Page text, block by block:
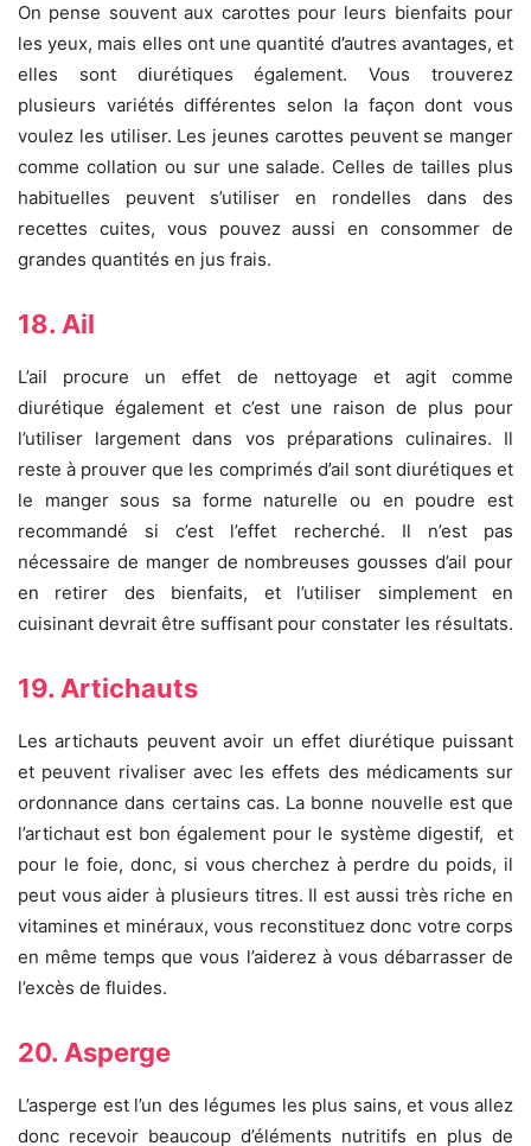
On pense souvent aux carottes pour leurs bienfaits pour
les yeux, mais elles ont une quantité d’autres avantages, et
elles sont diurétiques également. Vous trouverez
plusieurs variétés différentes selon la façon dont vous
voulez les utiliser. Les jeunes carottes peuvent se manger
comme collation ou sur une salade. Celles de tailles plus
habituelles peuvent s’utiliser en rondelles dans des
recettes cuites, vous pouvez aussi en consommer de
grandes quantités en jus frais.
18. Ail
L’ail procure un effet de nettoyage et agit comme
diurétique également et c’est une raison de plus pour
l’utiliser largement dans vos préparations culinaires. Il
reste à prouver que les comprimés d’ail sont diurétiques et
le manger sous sa forme naturelle ou en poudre est
recommandé si c’est l’effet recherché. Il n’est pas
nécessaire de manger de nombreuses gousses d’ail pour
en retirer des bienfaits, et l’utiliser simplement en
cuisinant devrait être suffisant pour constater les résultats.
19. Artichauts
Les artichauts peuvent avoir un effet diurétique puissant
et peuvent rivaliser avec les effets des médicaments sur
ordonnance dans certains cas. La bonne nouvelle est que
l’artichaut est bon également pour le système digestif, et
pour le foie, donc, si vous cherchez à perdre du poids, il
peut vous aider à plusieurs titres. Il est aussi très riche en
vitamines et minéraux, vous reconstituez donc votre corps
en même temps que vous l’aiderez à vous débarrasser de
l’excès de fluides.
20. Asperge
L’asperge est l’un des légumes les plus sains, et vous allez
donc recevoir beaucoup d’éléments nutritifs en plus de